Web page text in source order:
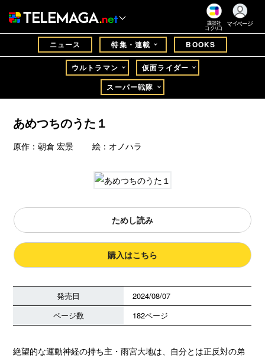
講談社
コクリコ
マイページ
ニュース 特集・連載 BOOKS
ウルトラマン
仮面ライダー
スーパー戦隊
あめつちのうた１
原作：朝倉 宏景 絵：オノハラ
ためし読み
購入はこちら
発売日
2024/08/07
ページ数
182ページ
絶望的な運動神経の持ち主・雨宮大地は、自分とは正反対の弟